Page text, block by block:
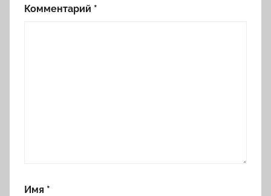
Комментарий *
Имя *